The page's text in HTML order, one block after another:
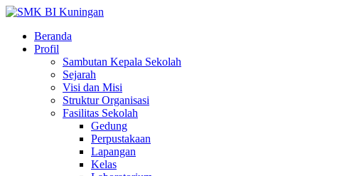
Beranda
Profil
Sambutan Kepala Sekolah
Sejarah
Visi dan Misi
Struktur Organisasi
Fasilitas Sekolah
Gedung
Perpustakaan
Lapangan
Kelas